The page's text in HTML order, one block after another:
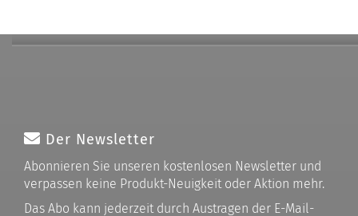
Der Newsletter
Abonnieren Sie unseren kostenlosen Newsletter und
verpassen keine Produkt-Neuigkeit oder Aktion mehr.
Das Abo kann jederzeit durch Austragen der E-Mail-